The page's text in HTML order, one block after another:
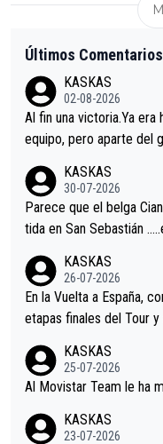
Últimos Comentarios
KASKAS
02-08-2026
Al fin una victoria.Ya era
equipo, pero aparte del
s.La única buena noticia
astian.Si en la Vuelta a
er alguna sorpresa en la
KASKAS
30-07-2026
Parece que el belga
tida en San Sebastián
KASKAS
26-07-2026
En la Vuelta a España,
etapas finales del Tour
KASKAS
25-07-2026
Al Movistar Team le ha
KASKAS
23-07-2026